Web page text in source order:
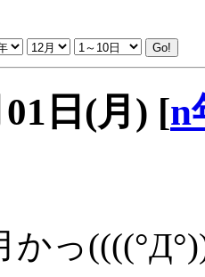
日(月) [n
かっ